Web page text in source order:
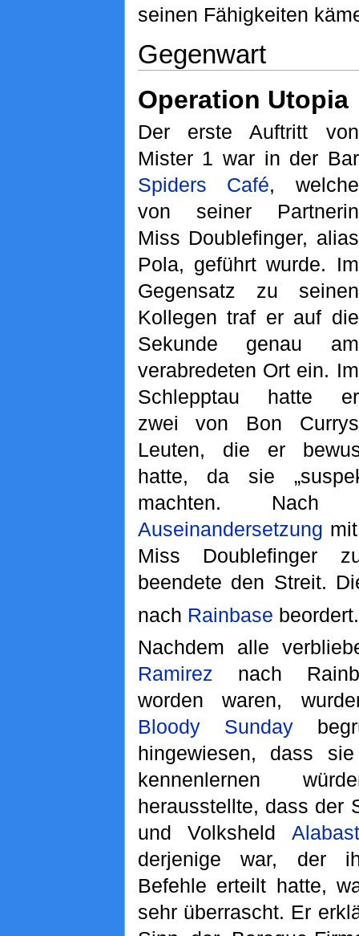
seinen Fähigkeiten
Gegenwart
Operation Utopia
Der erste Auftritt von
Mister 1 war in der Bar
Spiders Café, welche
von seiner Partnerin
Miss Doublefinger, alias
Pola, geführt wurde. Im
Gegensatz zu seinen
Kollegen traf er auf die
Sekunde genau am
verabredeten Ort ein. Im
Schlepptau hatte er
zwei von Bon Currys
Leuten, die er
hatte, da sie
machten. Nach
Auseinandersetzung
Miss Doublefinger
beendete den Streit.
nach Rainbase beordert.
Nachdem alle
Ramirez nach
worden waren,
Bloody Sunday
hingewiesen, dass
kennenlernen
herausstellte, dass der
und Volksheld
derjenige war, der
Befehle erteilt hatte,
sehr überrascht. Er